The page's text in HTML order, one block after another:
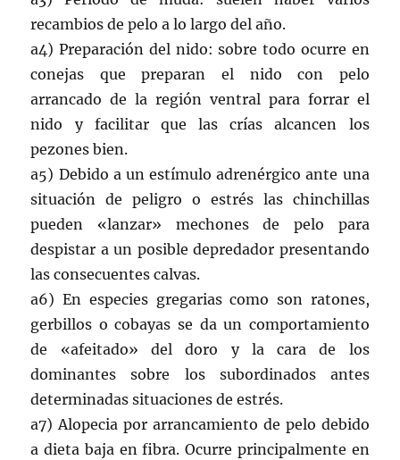
recambios de pelo a lo largo del año.
a4) Preparación del nido: sobre todo ocurre en
conejas que preparan el nido con pelo
arrancado de la región ventral para forrar el
nido y facilitar que las crías alcancen los
pezones bien.
a5) Debido a un estímulo adrenérgico ante una
situación de peligro o estrés las chinchillas
pueden «lanzar» mechones de pelo para
despistar a un posible depredador presentando
las consecuentes calvas.
a6) En especies gregarias como son ratones,
gerbillos o cobayas se da un comportamiento
de «afeitado» del doro y la cara de los
dominantes sobre los subordinados antes
determinadas situaciones de estrés.
a7) Alopecia por arrancamiento de pelo debido
a dieta baja en fibra. Ocurre principalmente en